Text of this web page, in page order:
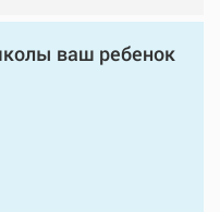
ваш ребенок